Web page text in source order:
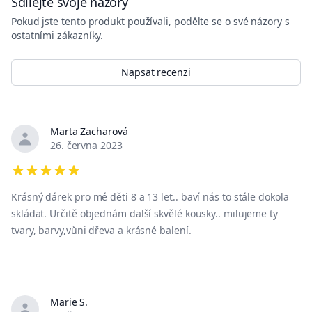
Pokud jste tento produkt používali, podělte se o své názory s
ostatními zákazníky.
Napsat recenzi
Nedávné recenze
Marta Zacharová
26. června 2023
Krásný dárek pro mé děti 8 a 13 let.. baví nás to stále dokola
skládat. Určitě objednám další skvělé kousky.. milujeme ty
tvary, barvy,vůni dřeva a krásné balení.
Marie S.